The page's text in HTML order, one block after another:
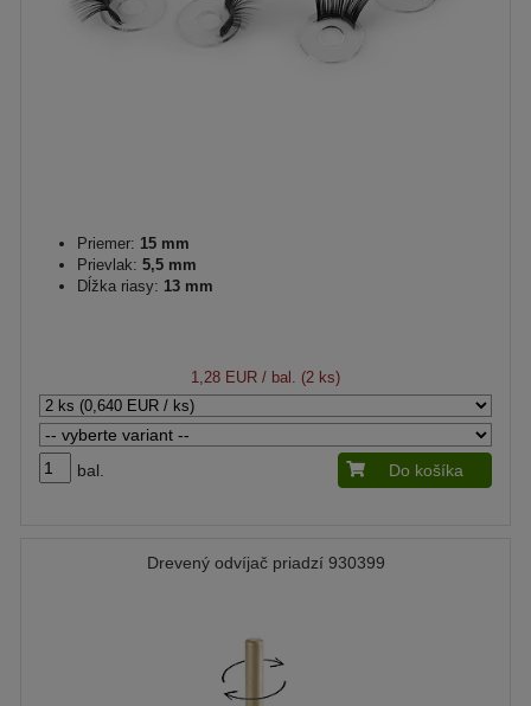
Priemer: 15 mm
Prievlak: 5,5 mm
Dĺžka riasy: 13 mm
1,28 EUR / bal. (2 ks)
bal. Do košíka
Drevený odvíjač priadzí 930399